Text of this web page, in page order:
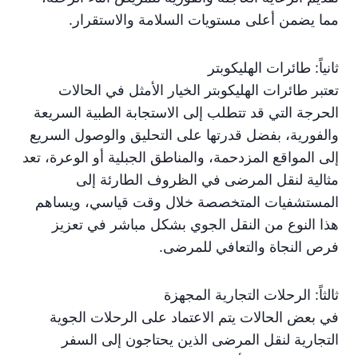
مما يضمن أعلى مستويات السلامة والاستقرار.
ثانياً: طائرات الهليكوبتر
تعتبر طائرات الهليكوبتر الخيار الأمثل في الحالات
الحرجة التي قد تتطلب إلى الاستجابة الطبية السريعة
والفورية، بفضل قدرتها على التحليق والوصول السريع
إلى المواقع المزدحمة، والمناطق الجبلية أو الوعرة، تعد
مثالية لنقل المرضى في الظروف الطارئة إلى
المستشفيات المتخصصة خلال وقت قياسي، ويساهم
هذا النوع من النقل الجوي بشكل مباشر في تعزيز
فرص النجاة والتعافي للمرضى.
ثالثاً: الرحلات التجارية المجهزة
في بعض الحالات يتم الاعتماد على الرحلات الجوية
التجارية لنقل المرضى الذين يحتاجون إلى السفر